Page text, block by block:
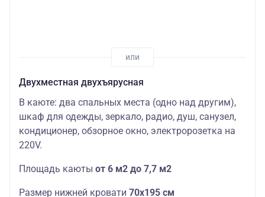
Двухместная двухъярусная
В каюте: два спальных места (одно над другим),
шкаф для одежды, зеркало, радио, душ, санузел,
кондиционер, обзорное окно, электророзетка на
220V.
Площадь каюты от 6 м2 до 7,7 м2
Размер нижней кровати 70х195 см